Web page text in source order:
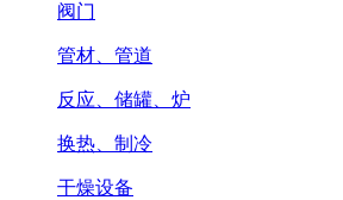
阀门
管材、管道
反应、储罐、炉
换热、制冷
干燥设备